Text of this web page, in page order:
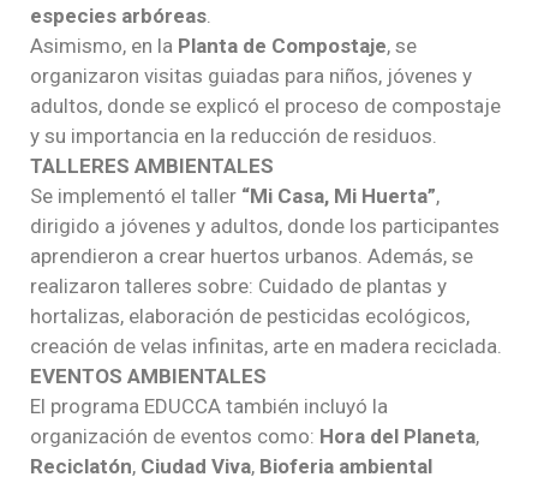
especies arbóreas.
Asimismo, en la Planta de Compostaje, se
organizaron visitas guiadas para niños, jóvenes y
adultos, donde se explicó el proceso de compostaje
y su importancia en la reducción de residuos.
TALLERES AMBIENTALES
Se implementó el taller “Mi Casa, Mi Huerta”,
dirigido a jóvenes y adultos, donde los participantes
aprendieron a crear huertos urbanos. Además, se
realizaron talleres sobre: Cuidado de plantas y
hortalizas, elaboración de pesticidas ecológicos,
creación de velas infinitas, arte en madera reciclada.
EVENTOS AMBIENTALES
El programa EDUCCA también incluyó la
organización de eventos como: Hora del Planeta,
Reciclatón, Ciudad Viva, Bioferia ambiental